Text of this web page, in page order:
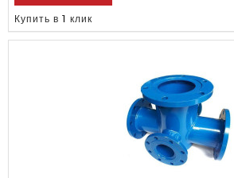
Купить в 1 клик